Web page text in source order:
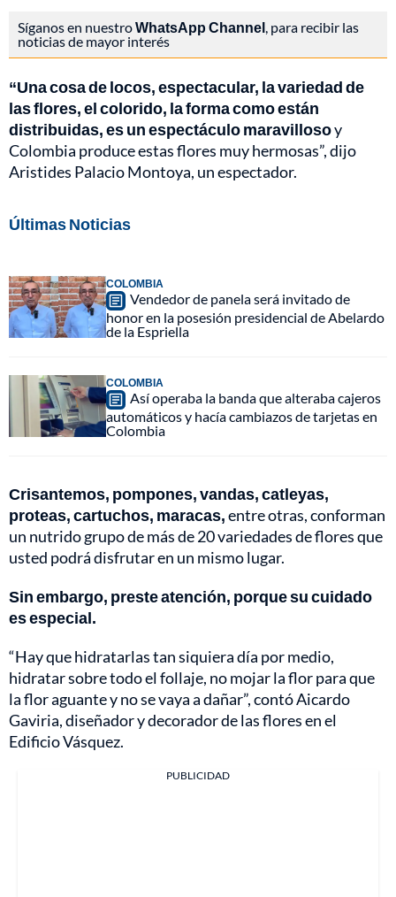
Síganos en nuestroWhatsApp Channel , para recibir las
noticias de mayor interés
“Una cosa de locos, espectacular, la variedad de
las flores, el colorido, la forma como están
distribuidas, es un espectáculo maravillosoy
Colombia produce estas flores muy hermosas”, dijo
Aristides Palacio Montoya, un espectador.
Últimas Noticias
COLOMBIA
Vendedor de panela será invitado de
honor en la posesión presidencial de Abelardo
de la Espriella
COLOMBIA
Así operaba la banda que alteraba cajeros
automáticos y hacía cambiazos de tarjetas en
Colombia
Crisantemos, pompones, vandas, catleyas,
proteas, cartuchos, maracas,entre otras, conforman
un nutrido grupo de más de 20 variedades de flores que
usted podrá disfrutar en un mismo lugar.
Sin embargo, preste atención, porque su cuidado
es especial.
“Hay que hidratarlas tan siquiera día por medio,
hidratar sobre todo el follaje, no mojar la flor para que
la flor aguante y no se vaya a dañar”, contó Aicardo
Gaviria, diseñador y decorador de las flores en el
Edificio Vásquez.
PUBLICIDAD